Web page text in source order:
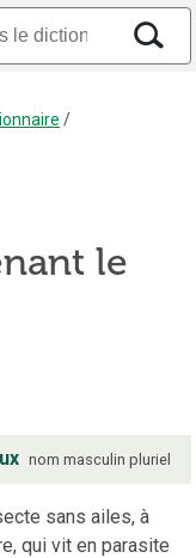
/
le
nom masculin pluriel
sans ailes, à
qui vit en parasite